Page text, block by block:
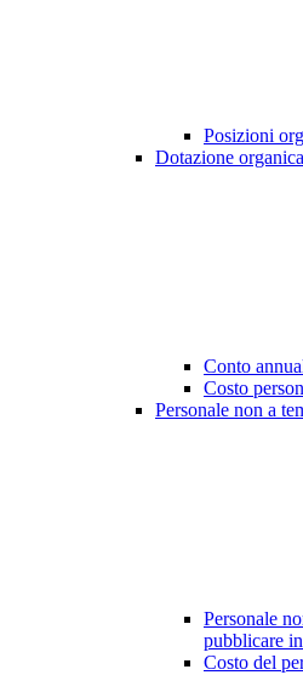
Posizioni
Dotazione organica
Conto
Costo
Personale non a
Personale
pubblicare
Costo del